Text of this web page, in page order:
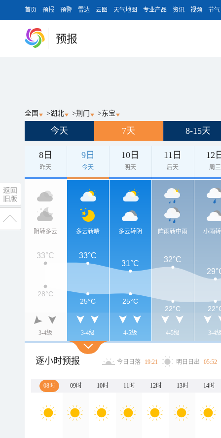
首页 预报 预警 雷达 云图 天气地图 专业产品 资讯 视频 节气
预报
全国 >湖北 >荆门 >东宝
今天 7天 8-15天
8日
昨天
9日
今天
10日
明天
11日
后天
12
周三
阴转多云
3-4级
多云转晴
3-4级
多云转阴
4-5级
阵雨转中雨
4-5级
小雨
3-4
33°C
33°C
31°C
32°C
28°C
25°C
25°C
22°C
逐小时预报 今日日落 19:21 明日日出 05:52
08时 09时 10时 11时 12时 13时 14时